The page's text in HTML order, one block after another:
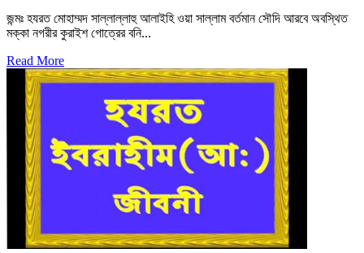
জন্মঃ হযরত মোহাম্মদ সাল্লাল্লাহু আলাইহি ওয়া সাল্লাম বর্তমান সৌদি আরবে অবস্থিত
মক্কা নগরীর কুরাইশ গোত্রের বনি...
Read More